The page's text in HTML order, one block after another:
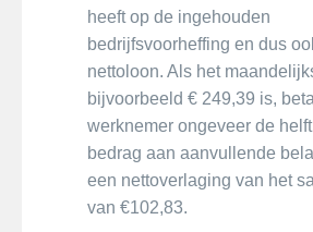
heeft op de ingehouden
bedrijfsvoorheffing en dus
nettoloon. Als het
bijvoorbeeld € 249,39 is,
werknemer ongeveer de
bedrag aan aanvullende
een nettoverlaging van het
van €102,83.